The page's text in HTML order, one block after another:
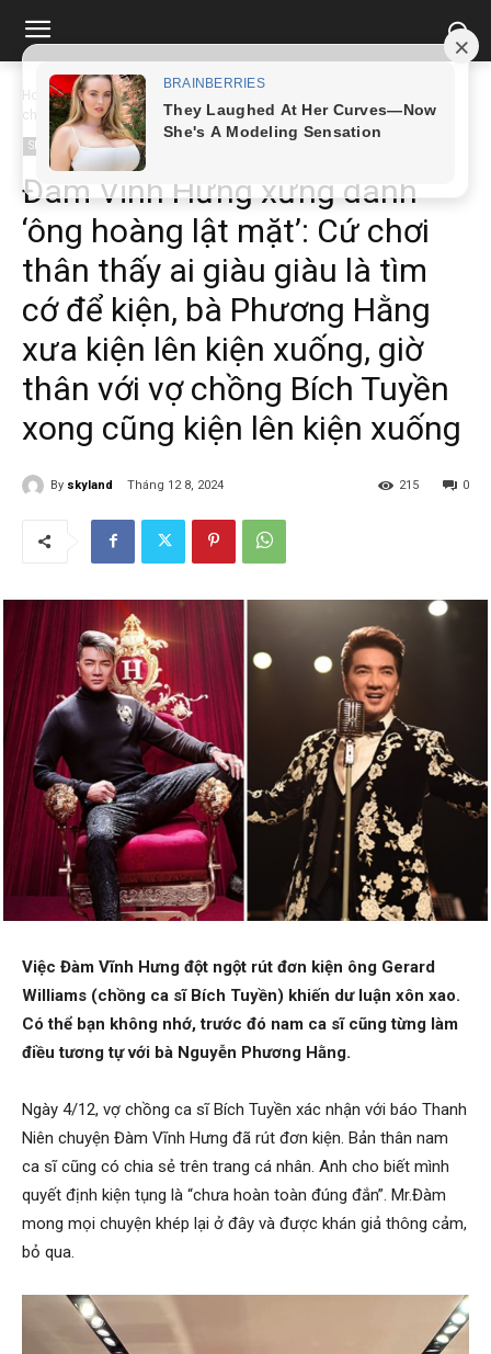
Home Showbiz
Đàm Vĩnh Hưng xứng danh ‘ông hoàng lật mặt’: Cứ
chơi thân...
Showbiz
Đàm Vĩnh Hưng xứng danh
‘ông hoàng lật mặt’: Cứ chơi
thân thấy ai giàu giàu là tìm
cớ để kiện, bà Phương Hằng
xưa kiện lên kiện xuống, giờ
thân với vợ chồng Bích Tuyền
xong cũng kiện lên kiện xuống
By skyland Tháng 12 8, 2024 0
215
Việc Đàm Vĩnh Hưng đột ngột rút đơn kiện ông Gerard
Williams (chồng ca sĩ Bích Tuyền) khiến dư luận xôn xao.
Có thể bạn không nhớ, trước đó nam ca sĩ cũng từng làm
điều tương tự với bà Nguyễn Phương Hằng.
Ngày 4/12, vợ chồng ca sĩ Bích Tuyền xác nhận với báo Thanh
Niên chuyện Đàm Vĩnh Hưng đã rút đơn kiện. Bản thân nam
ca sĩ cũng có chia sẻ trên trang cá nhân. Anh cho biết mình
quyết định kiện tụng là “chưa hoàn toàn đúng đắn”. Mr.Đàm
mong mọi chuyện khép lại ở đây và được khán giả thông cảm,
bỏ qua.